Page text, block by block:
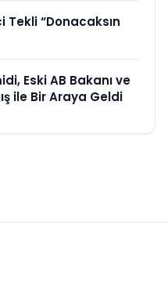
Tekli “Donacaksın
Eski AB Bakanı ve
ile Bir Araya Geldi